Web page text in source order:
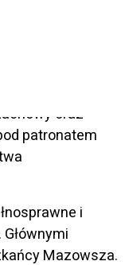
i Nauki
oraz
patronatem
i
Mazowsza.